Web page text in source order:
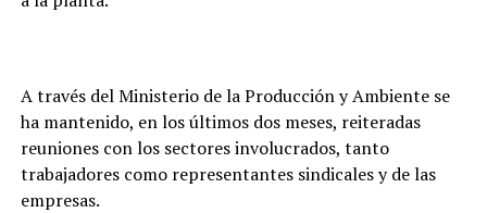
A través del Ministerio de la Producción y Ambiente se
ha mantenido, en los últimos dos meses, reiteradas
reuniones con los sectores involucrados, tanto
trabajadores como representantes sindicales y de las
empresas.